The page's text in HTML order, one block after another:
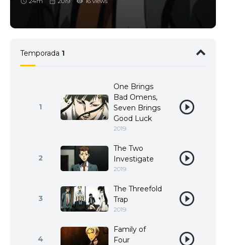
Temporada 1
1
One Brings
Bad Omens,
Seven Brings
Good Luck
2019
2
The Two
Investigate
2019
3
The Threefold
Trap
2019
4
Family of
Four